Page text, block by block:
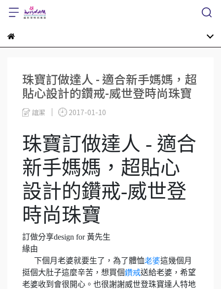
珠寶訂做達人 - 適合新手媽媽，超
貼心設計的鑽戒-威世登時尚珠寶
誼潔 2017-01-10
珠寶訂做達人 - 適合
新手媽媽，超貼心
設計的鑽戒-威世登
時尚珠寶
訂做分享design for 黃先生
緣由
下個月老婆就要生了，為了體恤老婆這幾個月
挺個大肚子這麼辛苦，想買個鑽戒送給老婆，希望
老婆收到會很開心。也很謝謝威世登珠寶達人特地